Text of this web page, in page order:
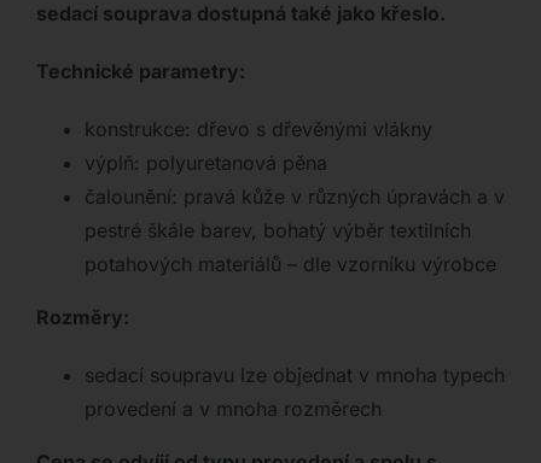
sedací souprava dostupná také jako křeslo.
Technické parametry:
konstrukce: dřevo s dřevěnými vlákny
výplň: polyuretanová pěna
čalounění: pravá kůže v různých úpravách a v
pestré škále barev, bohatý výběr textilních
potahových materiálů – dle vzorníku výrobce
Rozměry:
sedací soupravu lze objednat v mnoha typech
provedení a v mnoha rozměrech